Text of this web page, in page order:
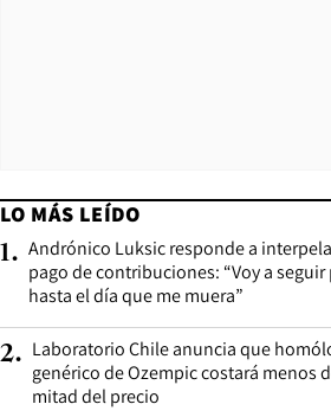
LO MÁS LEÍDO
1. Andrónico Luksic responde a
pago de contribuciones: “Voy a
hasta el día que me muera”
2. Laboratorio Chile anuncia que
genérico de Ozempic costará menos
mitad del precio